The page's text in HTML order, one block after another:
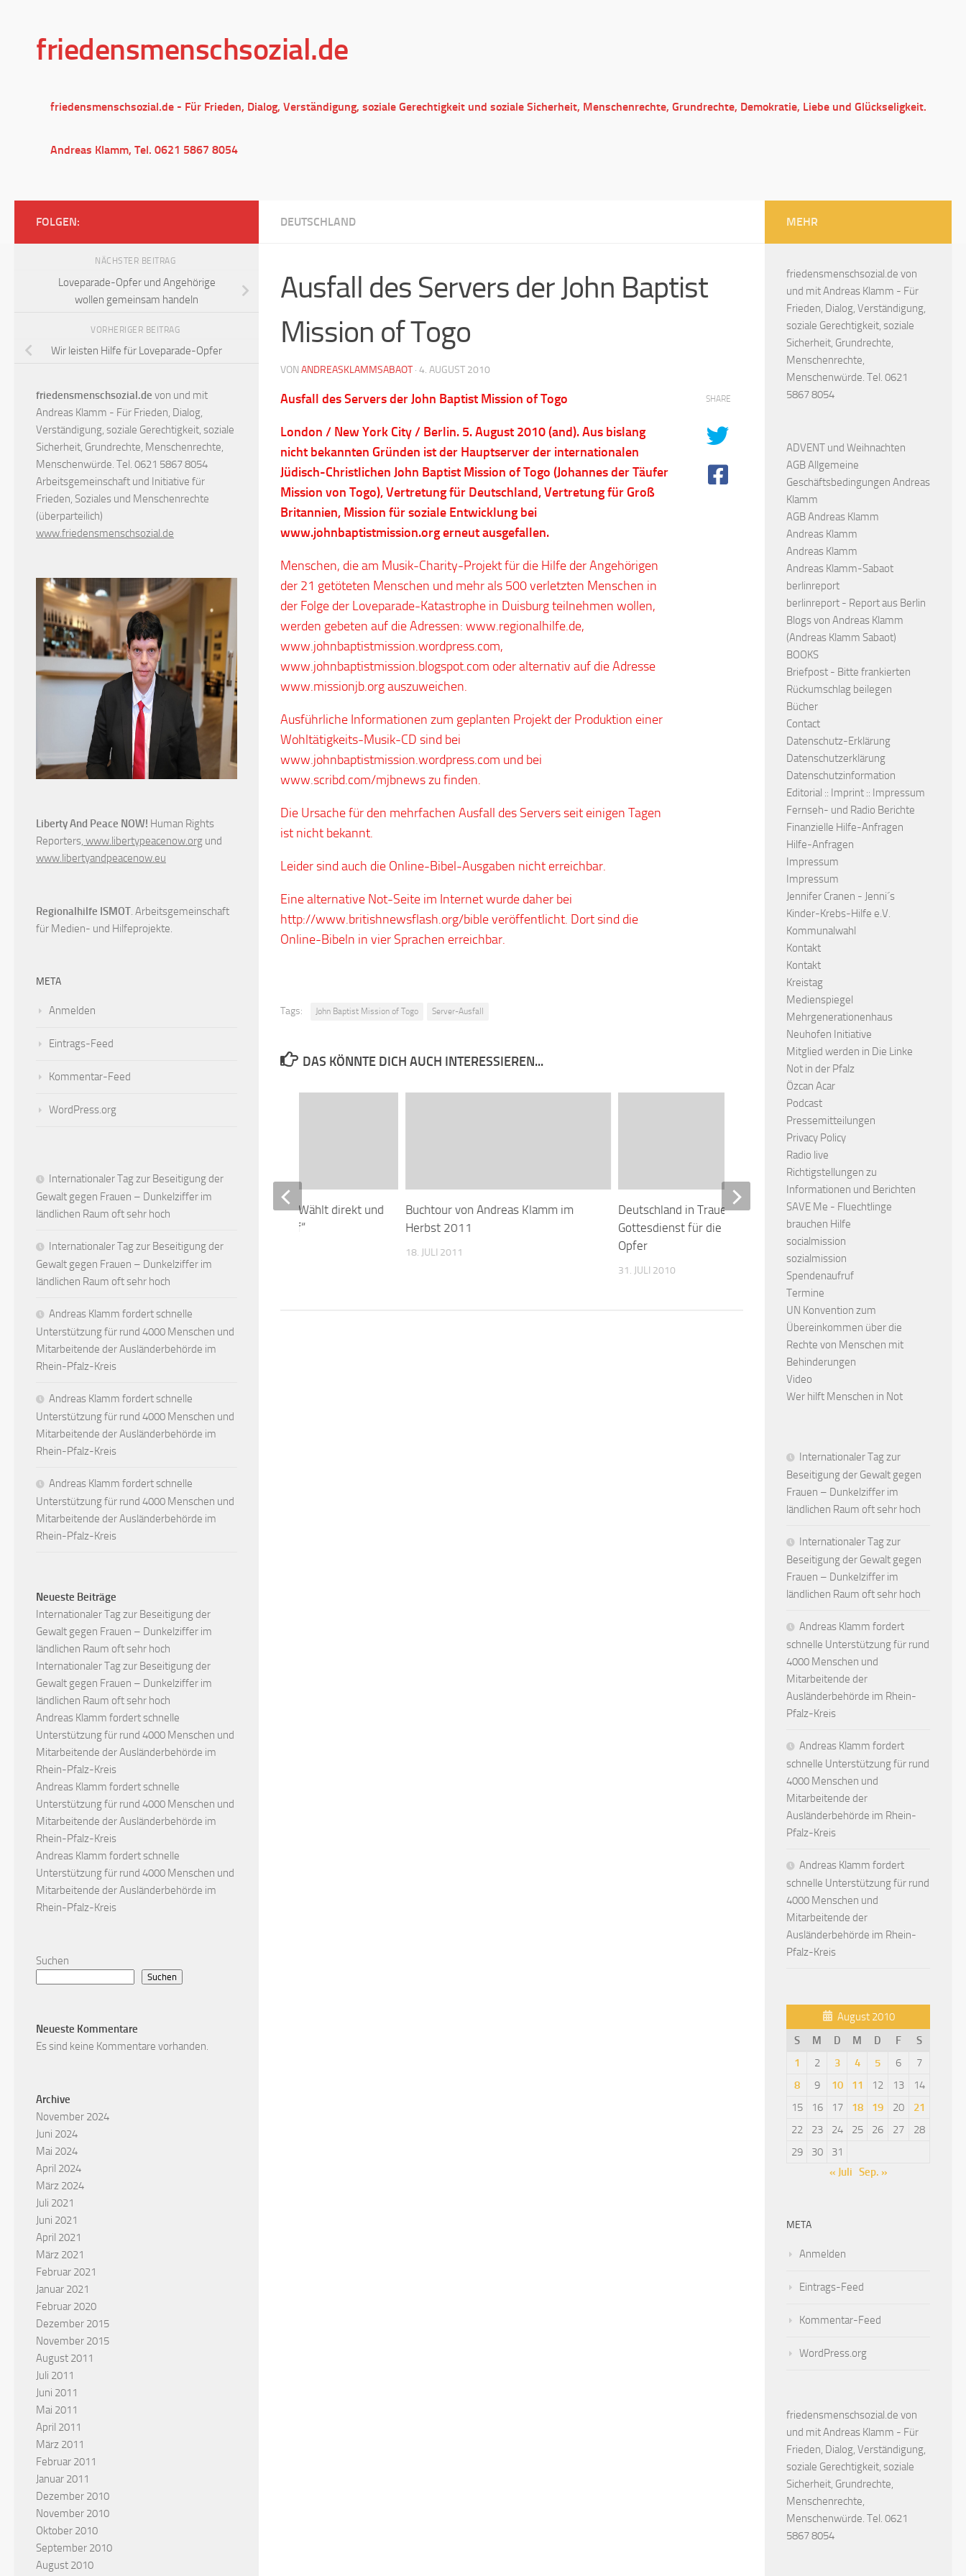
friedensmenschsozial.de
friedensmenschsozial.de - Für Frieden, Dialog, Verständigung, soziale Gerechtigkeit und soziale Sicherheit, Menschenrechte, Grundrechte, Demokratie, Liebe und Glückseligkeit.
Andreas Klamm, Tel. 0621 5867 8054
DEUTSCHLAND
Ausfall des Servers der John Baptist
Mission of Togo
VON ANDREASKLAMMSABAOT · 4. AUGUST 2010
Ausfall des Servers der John Baptist Mission of Togo
London / New York City / Berlin. 5. August 2010 (and). Aus bislang
nicht bekannten Gründen ist der Hauptserver der internationalen
Jüdisch-Christlichen John Baptist Mission of Togo (Johannes der Täufer
Mission von Togo), Vertretung für Deutschland, Vertretung für Groß
Britannien, Mission für soziale Entwicklung bei
www.johnbaptistmission.org erneut ausgefallen.
Menschen, die am Musik-Charity-Projekt für die Hilfe der Angehörigen
der 21 getöteten Menschen und mehr als 500 verletzten Menschen in
der Folge der Loveparade-Katastrophe in Duisburg teilnehmen wollen,
werden gebeten auf die Adressen: www.regionalhilfe.de,
www.johnbaptistmission.wordpress.com,
www.johnbaptistmission.blogspot.com oder alternativ auf die Adresse
www.missionjb.org auszuweichen.
Ausführliche Informationen zum geplanten Projekt der Produktion einer
Wohltätigkeits-Musik-CD sind bei
www.johnbaptistmission.wordpress.com und bei
www.scribd.com/mjbnews zu finden.
Die Ursache für den mehrfachen Ausfall des Servers seit einigen Tagen
ist nicht bekannt.
Leider sind auch die Online-Bibel-Ausgaben nicht erreichbar.
Eine alternative Not-Seite im Internet wurde daher bei
http://www.britishnewsflash.org/bible veröffentlicht. Dort sind die
Online-Bibeln in vier Sprachen erreichbar.
SHARE
Tags: John Baptist Mission of Togo Server-Ausfall
DAS KÖNNTE DICH AUCH INTERESSIEREN...
Buchtour von Andreas Klamm im
Herbst 2011
18. JULI 2011
Deutschland in Trauer: Gedenk-
Gottesdienst für die Loveparade-
Opfer
31. JULI 2010
Loveparade: Die Stadt
Trauer bis zu sechs
10. AUGUST 2010
Wolfgang Clement: „Wählt direkt und
wählt Christian Wulff“
29. JUNI 2010
FOLGEN:
NÄCHSTER BEITRAG
Loveparade-Opfer und Angehörige
wollen gemeinsam handeln
VORHERIGER BEITRAG
Wir leisten Hilfe für Loveparade-Opfer
friedensmenschsozial.de von und mit
Andreas Klamm - Für Frieden, Dialog,
Verständigung, soziale Gerechtigkeit, soziale
Sicherheit, Grundrechte, Menschenrechte,
Menschenwürde. Tel. 0621 5867 8054
Arbeitsgemeinschaft und Initiative für
Frieden, Soziales und Menschenrechte
(überparteilich)
www.friedensmenschsozial.de
Liberty And Peace NOW! Human Rights
Reporters, www.libertypeacenow.org und
www.libertyandpeacenow.eu
Regionalhilfe ISMOT . Arbeitsgemeinschaft
für Medien- und Hilfeprojekte.
META
Anmelden
Eintrags-Feed
Kommentar-Feed
WordPress.org
Internationaler Tag zur Beseitigung der
Gewalt gegen Frauen – Dunkelziffer im
ländlichen Raum oft sehr hoch
Internationaler Tag zur Beseitigung der
Gewalt gegen Frauen – Dunkelziffer im
ländlichen Raum oft sehr hoch
Andreas Klamm fordert schnelle
Unterstützung für rund 4000 Menschen und
Mitarbeitende der Ausländerbehörde im
Rhein-Pfalz-Kreis
Andreas Klamm fordert schnelle
Unterstützung für rund 4000 Menschen und
Mitarbeitende der Ausländerbehörde im
Rhein-Pfalz-Kreis
Andreas Klamm fordert schnelle
Unterstützung für rund 4000 Menschen und
Mitarbeitende der Ausländerbehörde im
Rhein-Pfalz-Kreis
Neueste Beiträge
Internationaler Tag zur Beseitigung der
Gewalt gegen Frauen – Dunkelziffer im
ländlichen Raum oft sehr hoch
Internationaler Tag zur Beseitigung der
Gewalt gegen Frauen – Dunkelziffer im
ländlichen Raum oft sehr hoch
Andreas Klamm fordert schnelle
Unterstützung für rund 4000 Menschen und
Mitarbeitende der Ausländerbehörde im
Rhein-Pfalz-Kreis
Andreas Klamm fordert schnelle
Unterstützung für rund 4000 Menschen und
Mitarbeitende der Ausländerbehörde im
Rhein-Pfalz-Kreis
Andreas Klamm fordert schnelle
Unterstützung für rund 4000 Menschen und
Mitarbeitende der Ausländerbehörde im
Rhein-Pfalz-Kreis
Suchen
Suchen
Neueste Kommentare
Es sind keine Kommentare vorhanden.
Archive
November 2024
Juni 2024
Mai 2024
April 2024
März 2024
Juli 2021
Juni 2021
April 2021
März 2021
Februar 2021
Januar 2021
Februar 2020
Dezember 2015
November 2015
August 2011
Juli 2011
Juni 2011
Mai 2011
April 2011
März 2011
Februar 2011
Januar 2011
Dezember 2010
November 2010
Oktober 2010
September 2010
August 2010
MEHR
friedensmenschsozial.de von
und mit Andreas Klamm - Für
Frieden, Dialog, Verständigung,
soziale Gerechtigkeit, soziale
Sicherheit, Grundrechte,
Menschenrechte,
Menschenwürde. Tel. 0621
5867 8054
ADVENT und Weihnachten
AGB Allgemeine
Geschäftsbedingungen Andreas
Klamm
AGB Andreas Klamm
Andreas Klamm
Andreas Klamm
Andreas Klamm-Sabaot
berlinreport
berlinreport - Report aus Berlin
Blogs von Andreas Klamm
(Andreas Klamm Sabaot)
BOOKS
Briefpost - Bitte frankierten
Rückumschlag beilegen
Bücher
Contact
Datenschutz-Erklärung
Datenschutzerklärung
Datenschutzinformation
Editorial :: Imprint :: Impressum
Fernseh- und Radio Berichte
Finanzielle Hilfe-Anfragen
Hilfe-Anfragen
Impressum
Impressum
Jennifer Cranen - Jenni´s
Kinder-Krebs-Hilfe e.V.
Kommunalwahl
Kontakt
Kontakt
Kreistag
Medienspiegel
Mehrgenerationenhaus
Neuhofen Initiative
Mitglied werden in Die Linke
Not in der Pfalz
Özcan Acar
Podcast
Pressemitteilungen
Privacy Policy
Radio live
Richtigstellungen zu
Informationen und Berichten
SAVE Me - Fluechtlinge
brauchen Hilfe
socialmission
sozialmission
Spendenaufruf
Termine
UN Konvention zum
Übereinkommen über die
Rechte von Menschen mit
Behinderungen
Video
Wer hilft Menschen in Not
Internationaler Tag zur
Beseitigung der Gewalt gegen
Frauen – Dunkelziffer im
ländlichen Raum oft sehr hoch
Internationaler Tag zur
Beseitigung der Gewalt gegen
Frauen – Dunkelziffer im
ländlichen Raum oft sehr hoch
Andreas Klamm fordert
schnelle Unterstützung für rund
4000 Menschen und
Mitarbeitende der
Ausländerbehörde im Rhein-
Pfalz-Kreis
Andreas Klamm fordert
schnelle Unterstützung für rund
4000 Menschen und
Mitarbeitende der
Ausländerbehörde im Rhein-
Pfalz-Kreis
Andreas Klamm fordert
schnelle Unterstützung für rund
4000 Menschen und
Mitarbeitende der
Ausländerbehörde im Rhein-
Pfalz-Kreis
August 2010
S
M D M D F
S
1
2 3 4 5 6
7
8
9 10 11 12 13
14
15
16 17 18 19 20
21
22
23 24 25 26 27
28
29
30
31
« Juli Sep. »
META
Anmelden
Eintrags-Feed
Kommentar-Feed
WordPress.org
friedensmenschsozial.de von
und mit Andreas Klamm - Für
Frieden, Dialog, Verständigung,
soziale Gerechtigkeit, soziale
Sicherheit, Grundrechte,
Menschenrechte,
Menschenwürde. Tel. 0621
5867 8054